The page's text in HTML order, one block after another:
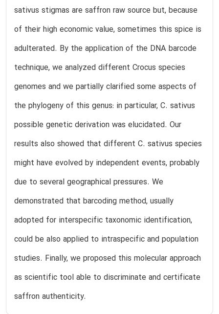
sativus stigmas are saffron raw source but, because
of their high economic value, sometimes this spice is
adulterated. By the application of the DNA barcode
technique, we analyzed different Crocus species
genomes and we partially clarified some aspects of
the phylogeny of this genus: in particular, C. sativus
possible genetic derivation was elucidated. Our
results also showed that different C. sativus species
might have evolved by independent events, probably
due to several geographical pressures. We
demonstrated that barcoding method, usually
adopted for interspecific taxonomic identification,
could be also applied to intraspecific and population
studies. Finally, we proposed this molecular approach
as scientific tool able to discriminate and certificate
saffron authenticity.